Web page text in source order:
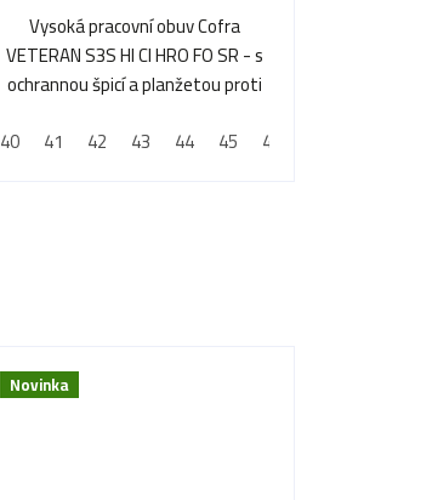
48
Vysoká pracovní obuv Cofra
VETERAN S3S HI CI HRO FO SR - s
ochrannou špicí a planžetou proti
40 41 42 43 44 45 47
Novinka